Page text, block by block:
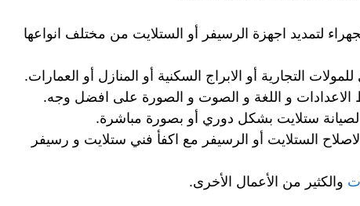
لتمديد اجهزة الرسيفر أو الستلايت من مختلف انواعها
التجارية أو الابراج السكنية أو المنازل أو العمارات.
و اللغة و الصوت و الصورة على افضل وجه.
ستلايت بشكل دوري أو بصورة مباشرة.
لاصلاح الستلايت أو الرسيفر مع اكفأ فني ستلايت و رسيفر
والكثير من الأعمال الأخرى.